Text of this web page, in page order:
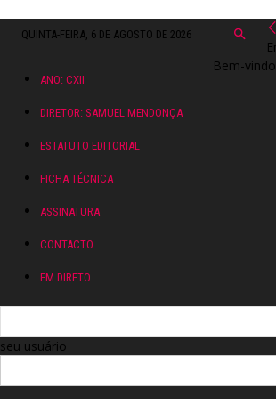
QUINTA-FEIRA, 6 DE AGOSTO DE 2026
ANO: CXII
DIRETOR: SAMUEL MENDONÇA
ESTATUTO EDITORIAL
FICHA TÉCNICA
ASSINATURA
CONTACTO
EM DIRETO
Bem-
seu usuário